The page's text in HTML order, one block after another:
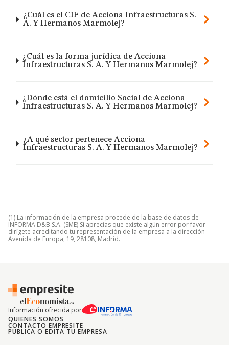
¿Cuál es el CIF de Acciona Infraestructuras S.
A. Y Hermanos Marmolej?
¿Cuál es la forma jurídica de Acciona
Infraestructuras S. A. Y Hermanos Marmolej?
¿Dónde está el domicilio Social de Acciona
Infraestructuras S. A. Y Hermanos Marmolej?
¿A qué sector pertenece Acciona
Infraestructuras S. A. Y Hermanos Marmolej?
(1) La información de la empresa procede de la base de datos de
INFORMA D&B S.A. (SME) Si aprecias que existe algún error por favor
dirígete acreditando tu representación de la empresa a la dirección
Avenida de Europa, 19, 28108, Madrid.
Información ofrecida por
QUIENES SOMOS
CONTACTO EMPRESITE
PUBLICA O EDITA TU EMPRESA